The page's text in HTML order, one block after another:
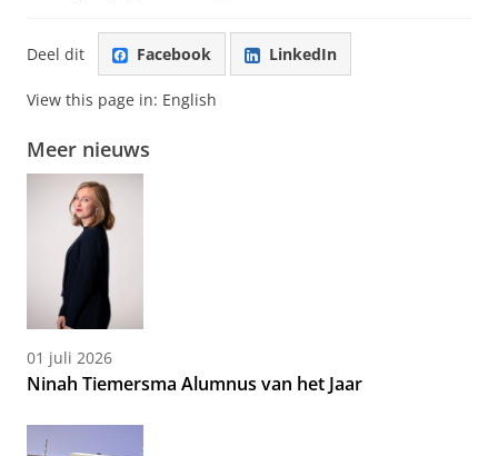
Deel dit Facebook LinkedIn
View this page in: English
Meer nieuws
01 juli 2026
Ninah Tiemersma Alumnus van het Jaar